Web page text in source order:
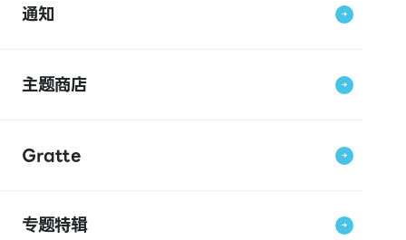
通知
主题商店
Gratte
专题特辑